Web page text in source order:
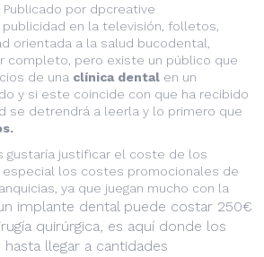
Publicado por dpcreative
en la televisión, folletos,
orientada a la salud bucodental,
completo, pero existe un público que
de una clínica dental en un
y si este coincide con que ha recibido
se detrendrá a leerla y lo primero que
gustaría justificar el coste de los
los costes promocionales de
ya que juegan mucho con la
implante dental puede costar 250€
quirúrgica, es aquí donde los
llegar a cantidades